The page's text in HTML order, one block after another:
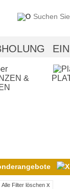
&
Alle Filter löschen x